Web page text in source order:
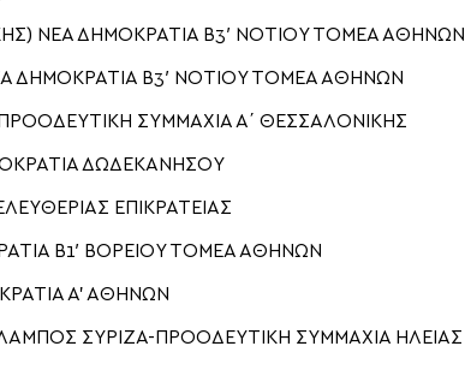
ΝΕΑ ΔΗΜΟΚΡΑΤΙΑ Β3′ ΝΟΤΙΟΥ ΤΟΜΕΑ ΑΘΗΝΩΝ
Β3′ ΝΟΤΙΟΥ ΤΟΜΕΑ ΑΘΗΝΩΝ
ΣΥΜΜΑΧΙΑ Α΄ ΘΕΣΣΑΛΟΝΙΚΗΣ
ΔΩΔΕΚΑΝΗΣΟΥ
ΕΠΙΚΡΑΤΕΙΑΣ
Β1′ ΒΟΡΕΙΟΥ ΤΟΜΕΑ ΑΘΗΝΩΝ
Α’ ΑΘΗΝΩΝ
ΣΥΡΙΖΑ-ΠΡΟΟΔΕΥΤΙΚΗ ΣΥΜΜΑΧΙΑ ΗΛΕΙΑΣ